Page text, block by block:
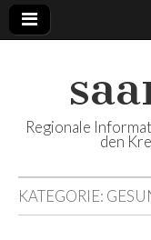
Regionale
den
KATEGORIE: